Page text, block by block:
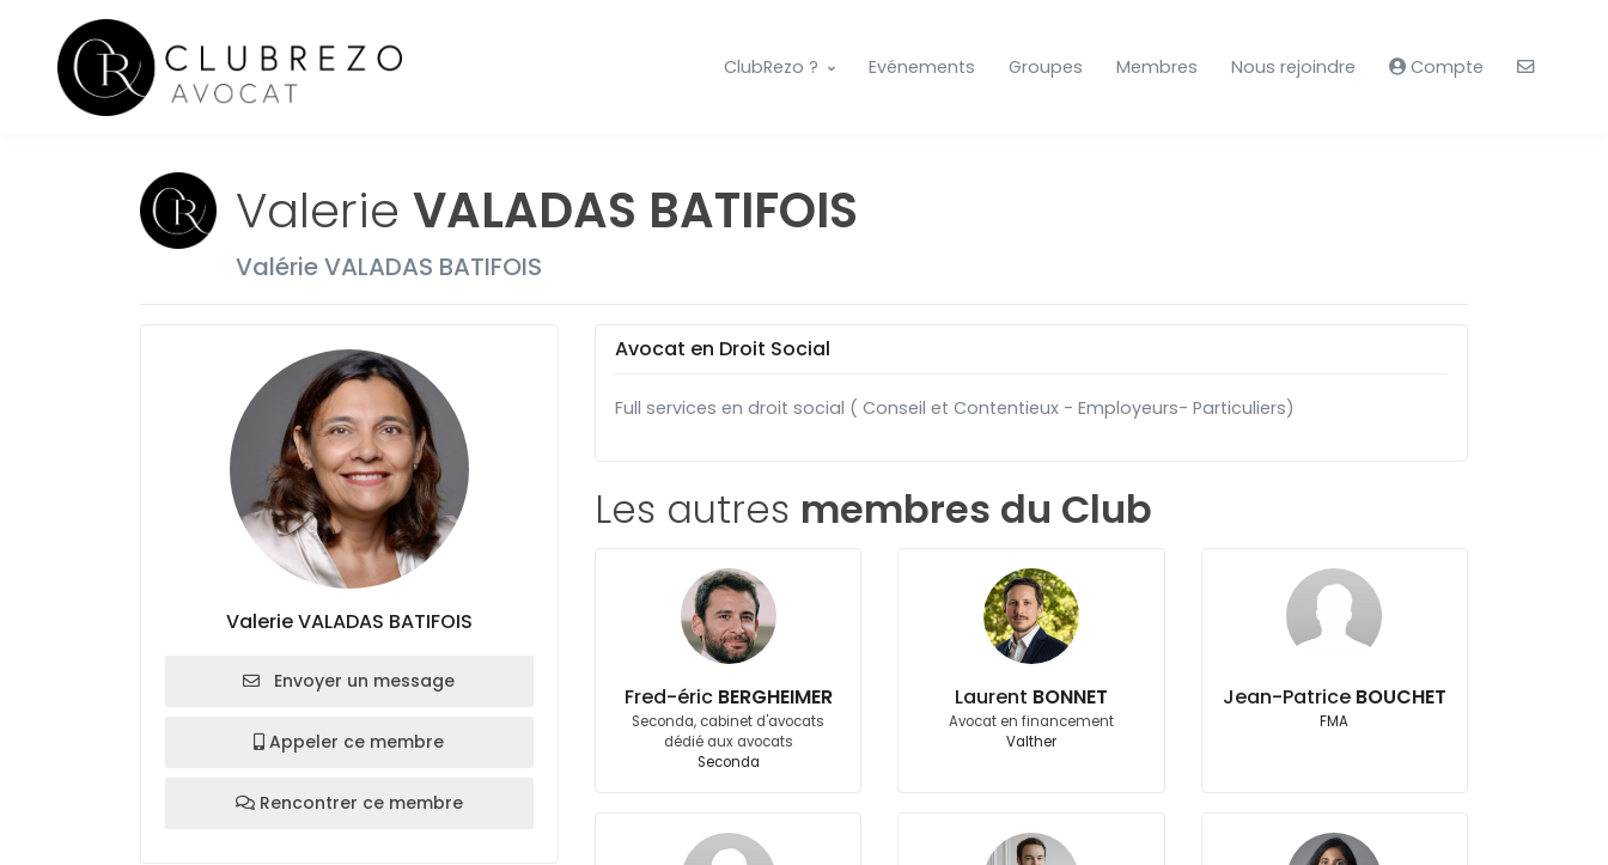
ClubRezo ? Evénements Groupes Membres Nous rejoindre Compte
Valerie VALADAS BATIFOIS
Valérie VALADAS BATIFOIS
Valerie VALADAS BATIFOIS
Envoyer un message
Appeler ce membre
Rencontrer ce membre
Avocat en Droit Social
Full services en droit social ( Conseil et Contentieux - Employeurs- Particuliers)
Les autres membres du Club
Fred-éric BERGHEIMER
Seconda, cabinet d'avocats
dédié aux avocats
Seconda
Laurent BONNET
Avocat en financement
Valther
Jean-Patrice BOUCHET
FMA